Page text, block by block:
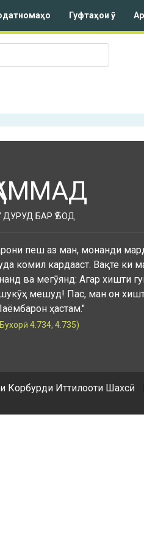
Гуфтаҳои ӯ
БАР Ӯ БОД
пеш аз ман, монанди
комил кардааст. Вақте ки
ва мегӯянд: Агар хишти
мешуд! Пас, ман он
ҳастам."
4.734, 4.735)
Корбурди Иттилооти Шахсӣ